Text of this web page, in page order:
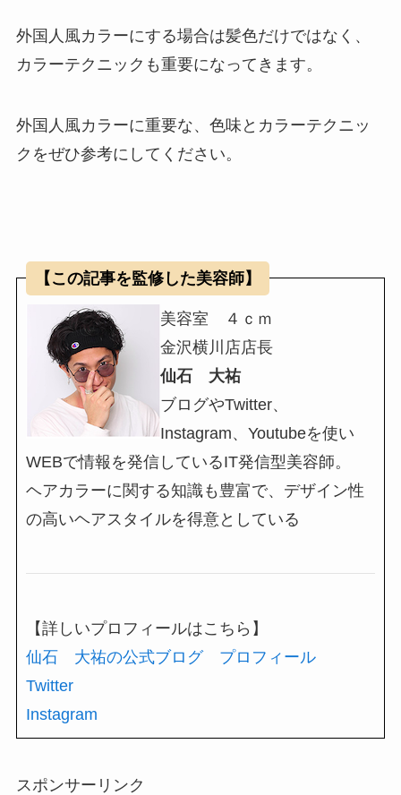
外国人風カラーにする場合は髪色だけではなく、
カラーテクニックも重要になってきます。
外国人風カラーに重要な、色味とカラーテクニッ
クをぜひ参考にしてください。
【この記事を監修した美容師】
美容室 ４ｃｍ
金沢横川店店長
仙石 大祐
ブログやTwitter、
Instagram、Youtubeを使い
WEBで情報を発信しているIT発信型美容師。
ヘアカラーに関する知識も豊富で、デザイン性
の高いヘアスタイルを得意としている
【詳しいプロフィールはこちら】
仙石 大祐の公式ブログ プロフィール
Twitter
Instagram
スポンサーリンク